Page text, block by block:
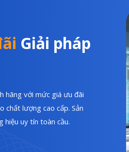
Giải pháp
hãng với mức giá ưu đãi
chất lượng cao cấp. Sản
uy tín toàn cầu.